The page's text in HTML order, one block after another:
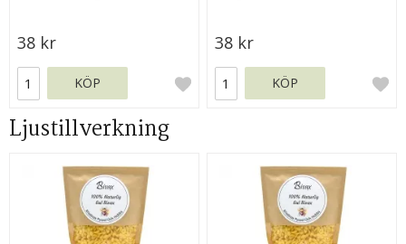
38 kr
KÖP
38 kr
KÖP
Ljustillverkning